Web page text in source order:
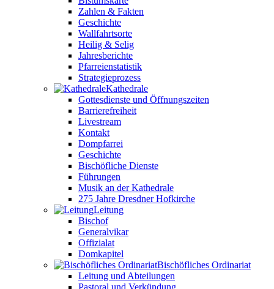
Zahlen & Fakten
Geschichte
Wallfahrtsorte
Heilig & Selig
Jahresberichte
Pfarreienstatistik
Strategieprozess
Kathedrale
Gottesdienste und Öffnungszeiten
Barrierefreiheit
Livestream
Kontakt
Dompfarrei
Geschichte
Bischöfliche Dienste
Führungen
Musik an der Kathedrale
275 Jahre Dresdner Hofkirche
Leitung
Bischof
Generalvikar
Offizialat
Domkapitel
Bischöfliches Ordinariat
Leitung und Abteilungen
Pastoral und Verkündung